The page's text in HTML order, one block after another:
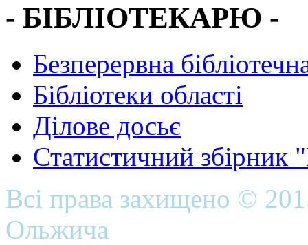
- БІБЛІОТЕКАРЮ -
Безперервна
Бібліотеки області
Ділове досьє
Статистичний
Всі права захищено ©
Ольжича